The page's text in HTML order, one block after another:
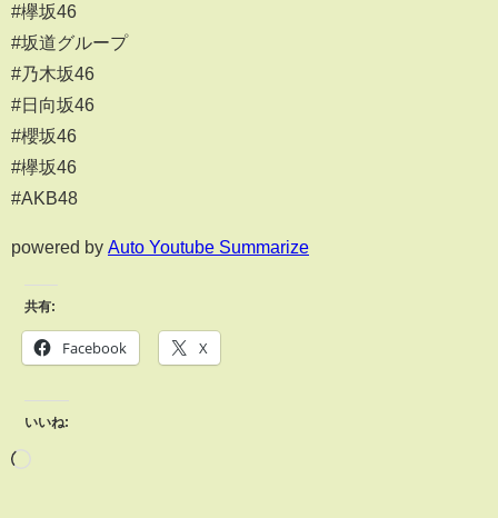
#欅坂46
#坂道グループ
#乃木坂46
#日向坂46
#櫻坂46
#欅坂46
#AKB48
powered by Auto Youtube Summarize
共有:
Facebook X
いいね: